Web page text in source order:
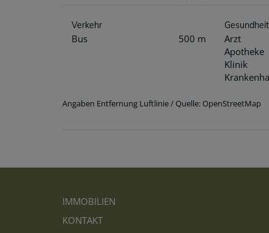
Verkehr
Bus 500 m
Gesundheit
Arzt
Apotheke
Klinik
Angaben Entfernung Luftlinie / Quelle: OpenStreetMap
IMMOBILIEN
KONTAKT